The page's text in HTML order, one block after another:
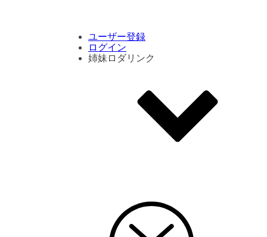
ユーザー登録
ログイン
姉妹ロダリンク